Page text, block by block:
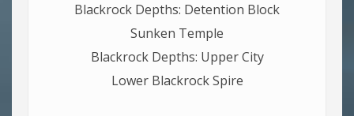
Blackrock Depths: Detention Block
Sunken Temple
Blackrock Depths: Upper City
Lower Blackrock Spire